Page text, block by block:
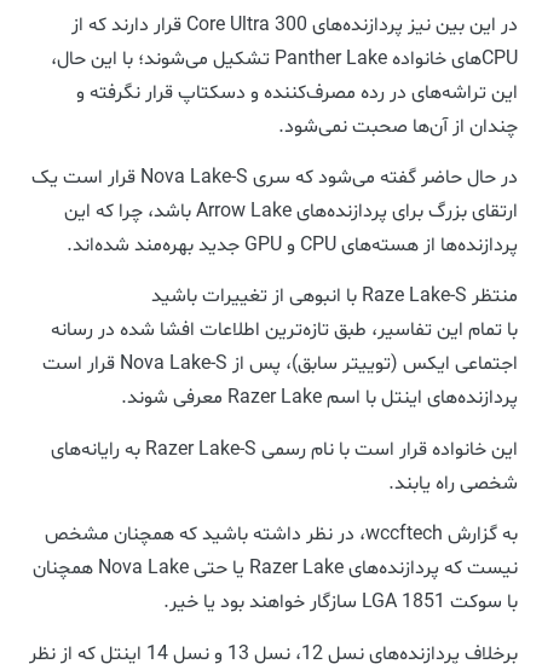
در این بین نیز پردازنده‌های Core Ultra 300 قرار دارند که از
CPUهای خانواده Panther Lake تشکیل می‌شوند؛ با این حال،
این تراشه‌های در رده مصرف‌کننده و دسکتاپ قرار نگرفته و
چندان از آن‌ها صحبت نمی‌شود.
در حال حاضر گفته می‌شود که سری Nova Lake-S قرار است یک
ارتقای بزرگ برای پردازنده‌های Arrow Lake باشد، چرا که این
پردازنده‌ها از هسته‌های CPU و GPU جدید بهره‌مند شده‌اند.
منتظر Raze Lake-S با انبوهی از تغییرات باشید
با تمام این تفاسیر، طبق تازه‌ترین اطلاعات افشا شده در رسانه
اجتماعی ایکس (توییتر سابق)، پس از Nova Lake-S قرار است
پردازنده‌های اینتل با اسم Razer Lake معرفی شوند.
این خانواده قرار است با نام رسمی Razer Lake-S به رایانه‌های
شخصی راه یابند.
به گزارش wccftech، در نظر داشته باشید که همچنان مشخص
نیست که پردازنده‌های Razer Lake یا حتی Nova Lake همچنان
با سوکت LGA 1851 سازگار خواهند بود یا خیر.
برخلاف پردازنده‌های نسل 12، نسل 13 و نسل 14 اینتل که از نظر